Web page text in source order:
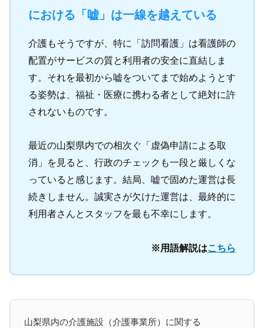
における「嘘」は一線を越えている
介護もそうですが、特に「訪問看護」は看護師の
配置がサービスの質と利用者の安全に直結しま
す。それを最初から嘘をついてまで始めようとす
る姿勢は、福祉・医療に携わる者として絶対に許
されないものです。
最近の山梨県内での相次ぐ「虚偽申請による取
消」を見ると、行政のチェックも一段と厳しくな
っていると感じます。結局、嘘で固めた運営は長
続きしません。誠実さが欠けた運営は、最終的に
利用者さんとスタッフを最も不幸にします。
※用語解説はこちら
山梨県内の介護施設（介護事業所）に関する